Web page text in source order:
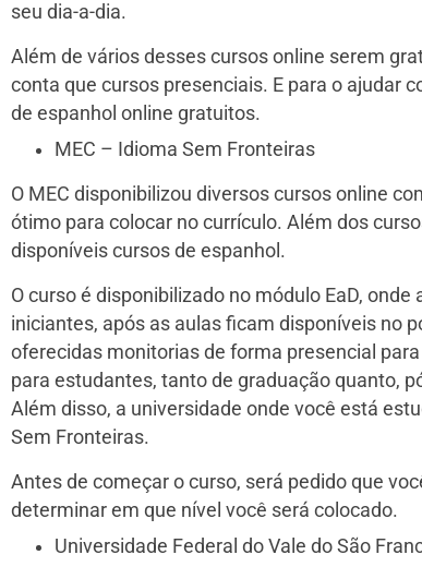
seu dia-a-dia.
Além de vários desses cursos online serem
conta que cursos presenciais. E para o ajudar
de espanhol online gratuitos.
MEC – Idioma Sem Fronteiras
O MEC disponibilizou diversos cursos online
ótimo para colocar no currículo. Além dos
disponíveis cursos de espanhol.
O curso é disponibilizado no módulo EaD,
iniciantes, após as aulas ficam disponíveis no
oferecidas monitorias de forma presencial
para estudantes, tanto de graduação quanto,
Além disso, a universidade onde você está
Sem Fronteiras.
Antes de começar o curso, será pedido que
determinar em que nível você será colocado.
Universidade Federal do Vale do São